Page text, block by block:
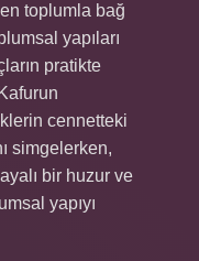
toplumla bağ
yapıları
pratikte
cennetteki
simgelerken,
bir huzur ve
yapıyı